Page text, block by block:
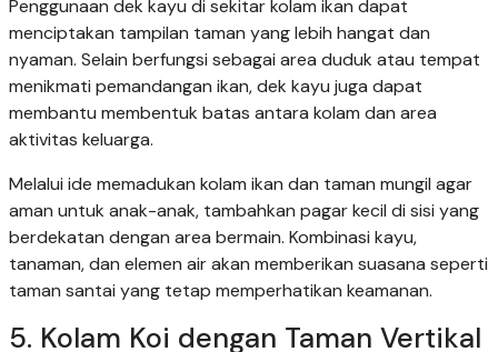
Penggunaan dek kayu di sekitar kolam ikan dapat
menciptakan tampilan taman yang lebih hangat dan
nyaman. Selain berfungsi sebagai area duduk atau tempat
menikmati pemandangan ikan, dek kayu juga dapat
membantu membentuk batas antara kolam dan area
aktivitas keluarga.
Melalui ide memadukan kolam ikan dan taman mungil agar
aman untuk anak-anak, tambahkan pagar kecil di sisi yang
berdekatan dengan area bermain. Kombinasi kayu,
tanaman, dan elemen air akan memberikan suasana seperti
taman santai yang tetap memperhatikan keamanan.
5. Kolam Koi dengan Taman Vertikal